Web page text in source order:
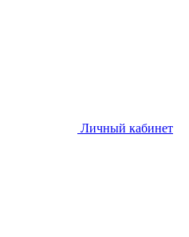
Личный кабинет